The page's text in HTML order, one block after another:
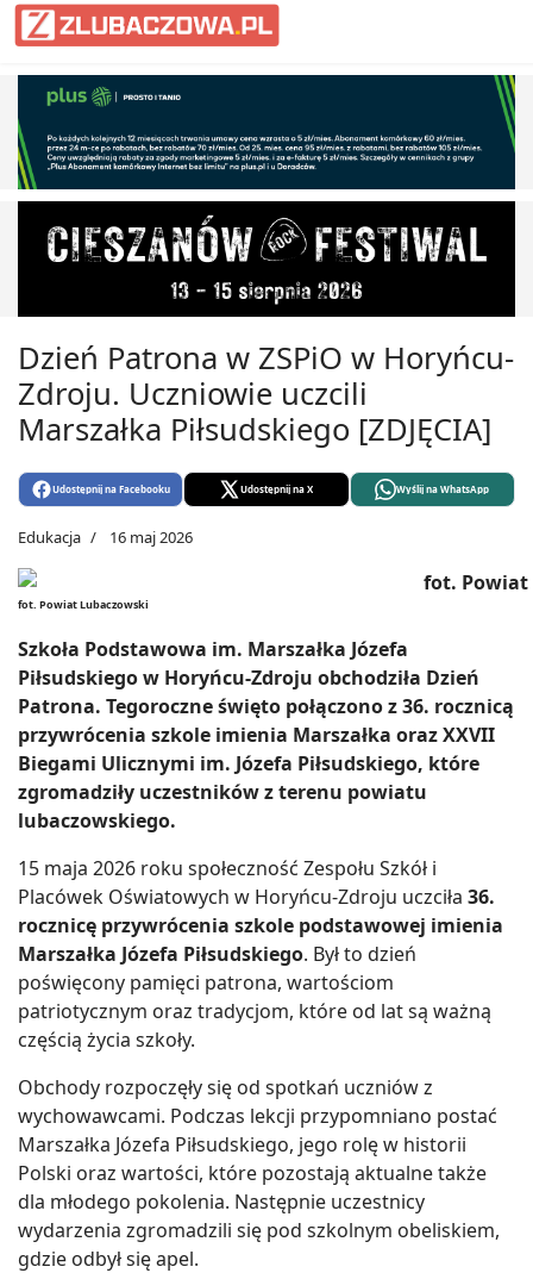
Dzień Patrona w ZSPiO w Horyńcu-
Zdroju. Uczniowie uczcili
Marszałka Piłsudskiego [ZDJĘCIA]
Udostępnij na Facebooku Udostępnij na X Wyślij na WhatsApp
Edukacja 16 maj 2026
fot. Powiat Lubaczowski
Szkoła Podstawowa im. Marszałka Józefa
Piłsudskiego w Horyńcu-Zdroju obchodziła Dzień
Patrona. Tegoroczne święto połączono z 36. rocznicą
przywrócenia szkole imienia Marszałka oraz XXVII
Biegami Ulicznymi im. Józefa Piłsudskiego, które
zgromadziły uczestników z terenu powiatu
lubaczowskiego.
15 maja 2026 roku społeczność Zespołu Szkół i
Placówek Oświatowych w Horyńcu-Zdroju uczciła 36.
rocznicę przywrócenia szkole podstawowej imienia
Marszałka Józefa Piłsudskiego. Był to dzień
poświęcony pamięci patrona, wartościom
patriotycznym oraz tradycjom, które od lat są ważną
częścią życia szkoły.
Obchody rozpoczęły się od spotkań uczniów z
wychowawcami. Podczas lekcji przypomniano postać
Marszałka Józefa Piłsudskiego, jego rolę w historii
Polski oraz wartości, które pozostają aktualne także
dla młodego pokolenia. Następnie uczestnicy
wydarzenia zgromadzili się pod szkolnym obeliskiem,
gdzie odbył się apel.